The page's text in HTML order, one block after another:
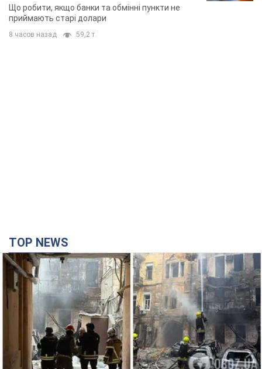
Що робити, якщо банки та обмінні пункти не
приймають старі долари
8 часов назад 59,2 т.
TOP NEWS